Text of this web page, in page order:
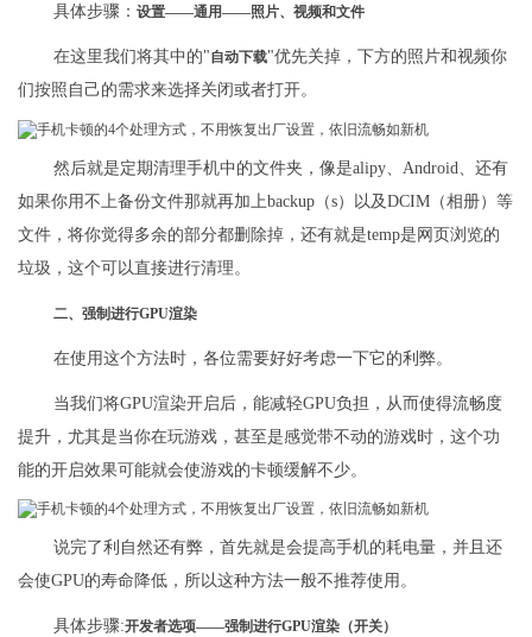
具体步骤： 设置——通用——照片、视频和文件
在这里我们将其中的"自动下载"优先关掉，下方的照片和视频你
们按照自己的需求来选择关闭或者打开。
然后就是定期清理手机中的文件夹，像是alipy、Android、还有
如果你用不上备份文件那就再加上backup（s）以及DCIM（相册）等
文件，将你觉得多余的部分都删除掉，还有就是temp是网页浏览的
垃圾，这个可以直接进行清理。
二、强制进行GPU渲染
在使用这个方法时，各位需要好好考虑一下它的利弊。
当我们将GPU渲染开启后，能减轻GPU负担，从而使得流畅度
提升，尤其是当你在玩游戏，甚至是感觉带不动的游戏时，这个功
能的开启效果可能就会使游戏的卡顿缓解不少。
说完了利自然还有弊，首先就是会提高手机的耗电量，并且还
会使GPU的寿命降低，所以这种方法一般不推荐使用。
具体步骤:开发者选项——强制进行GPU渲染（开关）